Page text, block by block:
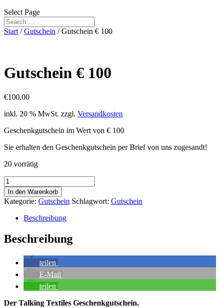
Select Page
Start /Gutschein / Gutschein € 100
Gutschein € 100
€100,00
inkl. 20 % MwSt. zzgl. Versandkosten
Geschenkgutschein im Wert von € 100
Sie erhalten den Geschenkgutschein per Brief von uns zugesandt!
20 vorrätig
Gutschein
€
100
Menge
In den Warenkorb
Kategorie: Gutschein Schlagwort: Gutschein
Beschreibung
Beschreibung
teilen
E-Mail
teilen
Der Talking Textiles Geschenkgutschein.